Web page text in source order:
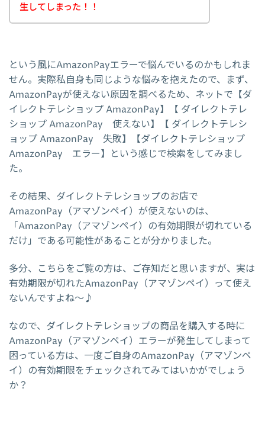
生してしまった！！
という風にAmazonPayエラーで悩んでいるのかもしれま
せん。実際私自身も同じような悩みを抱えたので、まず、
AmazonPayが使えない原因を調べるため、ネットで【ダ
イレクトテレショップ AmazonPay】【 ダイレクトテレ
ショップ AmazonPay 使えない】【 ダイレクトテレシ
ョップ AmazonPay 失敗】【ダイレクトテレショップ
AmazonPay エラー】という感じで検索をしてみまし
た。
その結果、ダイレクトテレショップのお店で
AmazonPay（アマゾンペイ）が使えないのは、
「AmazonPay（アマゾンペイ）の有効期限が切れている
だけ」である可能性があることが分かりました。
多分、こちらをご覧の方は、ご存知だと思いますが、実は
有効期限が切れたAmazonPay（アマゾンペイ）って使え
ないんですよね～♪
なので、ダイレクトテレショップの商品を購入する時に
AmazonPay（アマゾンペイ）エラーが発生してしまって
困っている方は、一度ご自身のAmazonPay（アマゾンペ
イ）の有効期限をチェックされてみてはいかがでしょう
か？